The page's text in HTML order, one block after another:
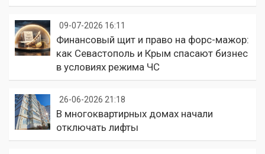
09-07-2026 16:11
Финансовый щит и право на форс-мажор:
как Севастополь и Крым спасают бизнес
в условиях режима ЧС
26-06-2026 21:18
В многоквартирных домах начали
отключать лифты